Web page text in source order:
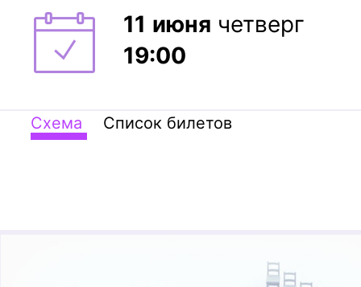
11 июня четверг
19:00
Схема Список билетов